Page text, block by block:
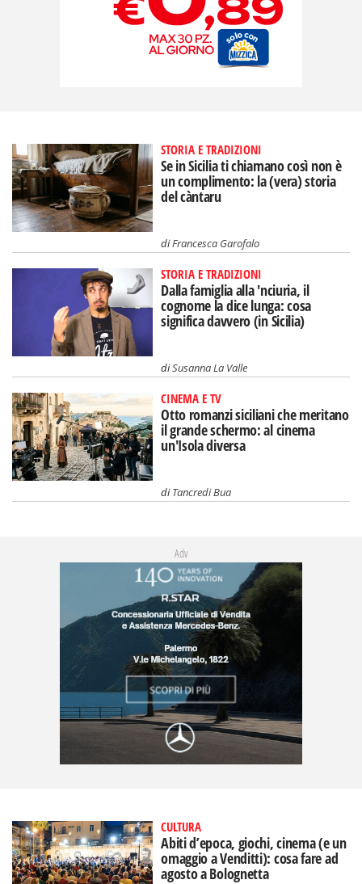
STORIA E TRADIZIONI
Se in Sicilia ti chiamano così non è
un complimento: la (vera) storia
del càntaru
diFrancesca Garofalo
STORIA E TRADIZIONI
Dalla famiglia alla 'nciuria, il
cognome la dice lunga: cosa
significa davvero (in Sicilia)
diSusanna La Valle
CINEMA E TV
Otto romanzi siciliani che meritano
il grande schermo: al cinema
un'Isola diversa
diTancredi Bua
Adv
CULTURA
Abiti d’epoca, giochi, cinema (e un
omaggio a Venditti): cosa fare ad
agosto a Bolognetta